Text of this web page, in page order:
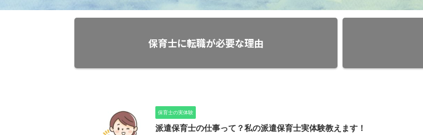
保育士に転職が必要な理由
保育士の実体験
派遣保育士の仕事って？私の派遣保育士実体験教えます！